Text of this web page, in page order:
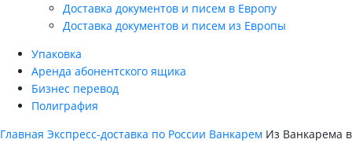
Доставка документов и писем в Европу
Доставка документов и писем из Европы
Упаковка
Аренда абонентского ящика
Бизнес перевод
Полиграфия
Главная Экспресс-доставка по России Ванкарем Из Ванкарема в